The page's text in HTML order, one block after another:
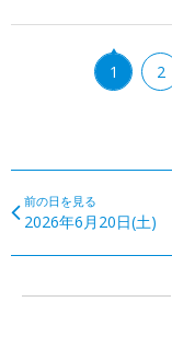
1 2
前の日を見る
2026年6月20日(土)